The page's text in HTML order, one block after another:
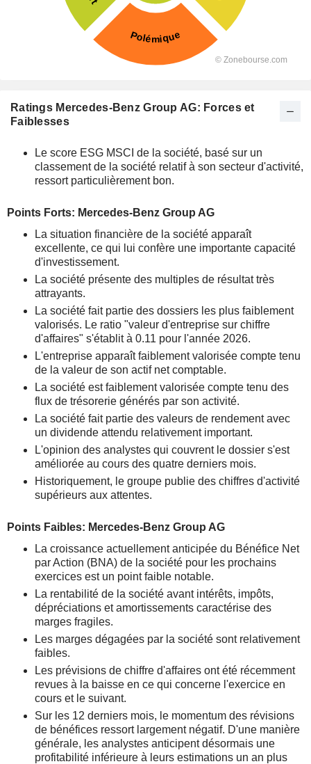
Ratings Mercedes-Benz Group AG: Forces et
Faiblesses
Le score ESG MSCI de la société, basé sur un
classement de la société relatif à son secteur d'activité,
ressort particulièrement bon.
Points Forts: Mercedes-Benz Group AG
La situation financière de la société apparaît
excellente, ce qui lui confère une importante capacité
d'investissement.
La société présente des multiples de résultat très
attrayants.
La société fait partie des dossiers les plus faiblement
valorisés. Le ratio "valeur d'entreprise sur chiffre
d'affaires" s'établit à 0.11 pour l'année 2026.
L'entreprise apparaît faiblement valorisée compte tenu
de la valeur de son actif net comptable.
La société est faiblement valorisée compte tenu des
flux de trésorerie générés par son activité.
La société fait partie des valeurs de rendement avec
un dividende attendu relativement important.
L'opinion des analystes qui couvrent le dossier s'est
améliorée au cours des quatre derniers mois.
Historiquement, le groupe publie des chiffres d'activité
supérieurs aux attentes.
Points Faibles: Mercedes-Benz Group AG
La croissance actuellement anticipée du Bénéfice Net
par Action (BNA) de la société pour les prochains
exercices est un point faible notable.
La rentabilité de la société avant intérêts, impôts,
dépréciations et amortissements caractérise des
marges fragiles.
Les marges dégagées par la société sont relativement
faibles.
Les prévisions de chiffre d'affaires ont été récemment
revues à la baisse en ce qui concerne l'exercice en
cours et le suivant.
Sur les 12 derniers mois, le momentum des révisions
de bénéfices ressort largement négatif. D'une manière
générale, les analystes anticipent désormais une
profitabilité inférieure à leurs estimations un an plus